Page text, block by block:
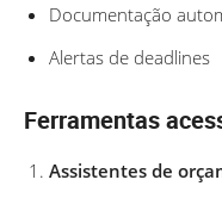
Documentação
Alertas de deadlines
Ferramentas
Assistentes de